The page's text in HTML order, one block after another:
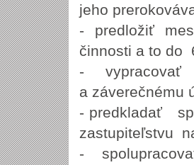
jeho
- predložiť
činnosti a to do
- vypracovať
a záverečnému
- predkladať
zastupiteľstvu
-